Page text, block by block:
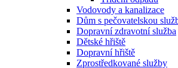
Vodovody a kanalizace
Dům s pečovatelskou
Dopravní zdravotní služba
Dětské hřiště
Dopravní hřiště
Zprostředkované služby